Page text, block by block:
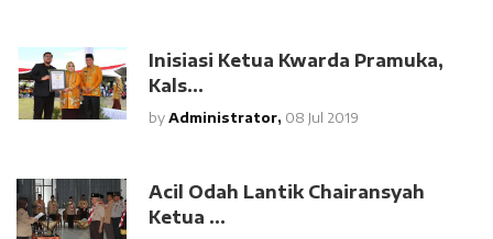
Inisiasi Ketua Kwarda Pramuka,
Kals...
by Administrator, 08 Jul 2019
Acil Odah Lantik Chairansyah
Ketua ...